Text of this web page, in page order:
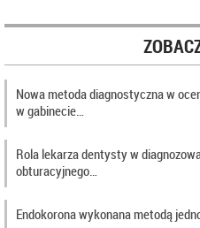
Nowa metoda diagnostyczna w
w gabinecie…
Rola lekarza dentysty w
obturacyjnego…
Endokorona wykonana metodą